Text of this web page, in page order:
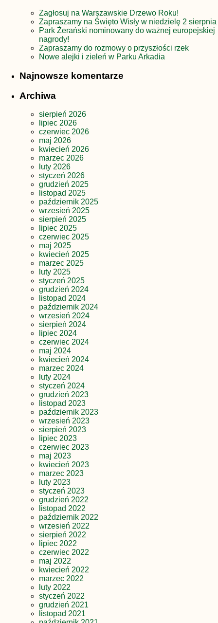
Zagłosuj na Warszawskie Drzewo Roku!
Zapraszamy na Święto Wisły w niedzielę 2 sierpnia
Park Żerański nominowany do ważnej europejskiej
nagrody!
Zapraszamy do rozmowy o przyszłości rzek
Nowe alejki i zieleń w Parku Arkadia
Najnowsze komentarze
Archiwa
sierpień 2026
lipiec 2026
czerwiec 2026
maj 2026
kwiecień 2026
marzec 2026
luty 2026
styczeń 2026
grudzień 2025
listopad 2025
październik 2025
wrzesień 2025
sierpień 2025
lipiec 2025
czerwiec 2025
maj 2025
kwiecień 2025
marzec 2025
luty 2025
styczeń 2025
grudzień 2024
listopad 2024
październik 2024
wrzesień 2024
sierpień 2024
lipiec 2024
czerwiec 2024
maj 2024
kwiecień 2024
marzec 2024
luty 2024
styczeń 2024
grudzień 2023
listopad 2023
październik 2023
wrzesień 2023
sierpień 2023
lipiec 2023
czerwiec 2023
maj 2023
kwiecień 2023
marzec 2023
luty 2023
styczeń 2023
grudzień 2022
listopad 2022
październik 2022
wrzesień 2022
sierpień 2022
lipiec 2022
czerwiec 2022
maj 2022
kwiecień 2022
marzec 2022
luty 2022
styczeń 2022
grudzień 2021
listopad 2021